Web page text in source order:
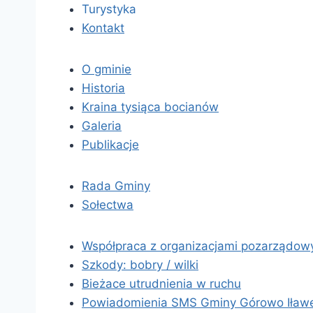
Turystyka
Kontakt
O gminie
Historia
Kraina tysiąca bocianów
Galeria
Publikacje
Rada Gminy
Sołectwa
Współpraca z organizacjami
Szkody: bobry / wilki
Bieżace utrudnienia w ruchu
Powiadomienia SMS Gminy Górowo